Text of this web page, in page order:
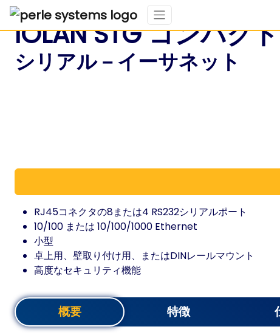
IOLAN STG コンパク
シリアル－イーサネット
RJ45コネクタの8または4 RS232シリアルポート
10/100 または 10/100/1000 Ethernet
小型
卓上用、壁取り付け用、またはDINレールマウント
高度なセキュリティ機能
概要 特徴